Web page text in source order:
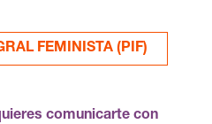
FEMINISTA (PIF)
comunicarte con